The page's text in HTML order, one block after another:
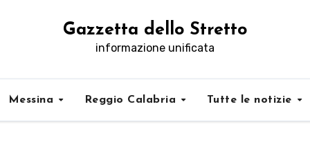
Gazzetta dello Stretto
informazione unificata
Messina Reggio Calabria Tutte le notizie